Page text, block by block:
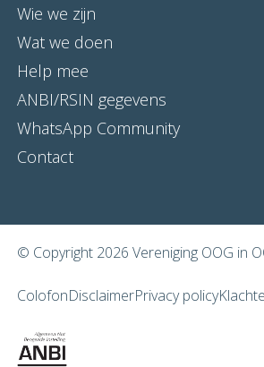
Wie we zijn
Wat we doen
Help mee
ANBI/RSIN gegevens
WhatsApp Community
Contact
© Copyright 2026 Vereniging OOG in
ColofonDisclaimerPrivacy policy